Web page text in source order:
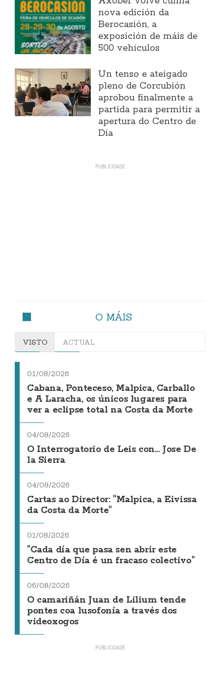
nova edición da
Berocasión, a
exposición de máis de
500 vehículos
Un tenso e ateigado
pleno de Corcubión
aprobou finalmente a
partida para permitir a
apertura do Centro de
Día
O MÁIS
VISTO ACTUAL
01/08/2026
Cabana, Ponteceso, Malpica, Carballo
e A Laracha, os únicos lugares para
ver a eclipse total na Costa da Morte
04/08/2026
O Interrogatorio de Leis con... Jose De
la Sierra
04/08/2026
Cartas ao Director: "Malpica, a Eivissa
da Costa da Morte"
01/08/2026
"Cada día que pasa sen abrir este
Centro de Día é un fracaso colectivo"
06/08/2026
O camariñán Juan de Lilium tende
pontes coa lusofonía a través dos
videoxogos